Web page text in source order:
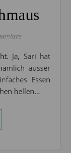
ausser
Essen
hellen…